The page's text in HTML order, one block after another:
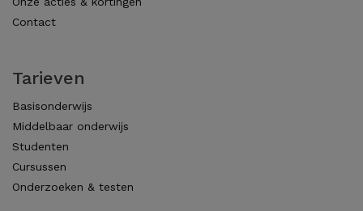
Contact
Tarieven
Basisonderwijs
Middelbaar onderwijs
Studenten
Cursussen
Onderzoeken & testen